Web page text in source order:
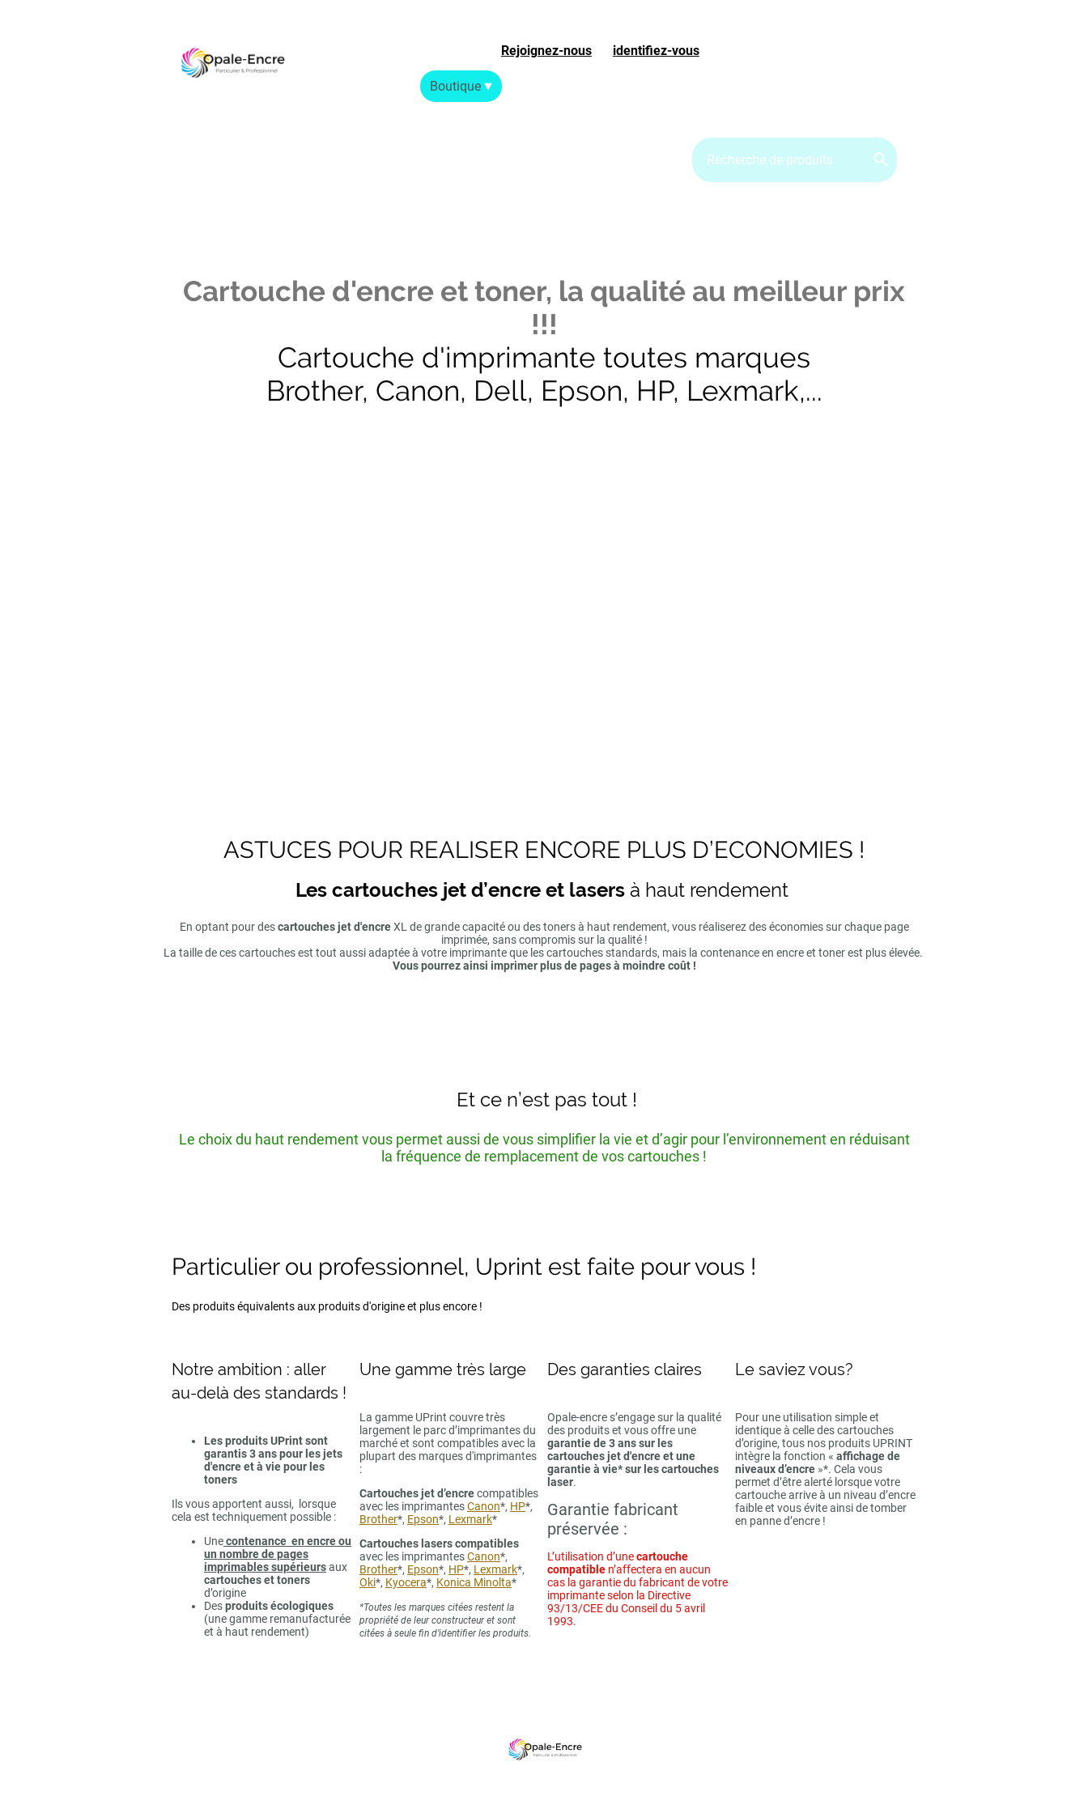
Rejoignez-nousou identifiez-vous
Boutique
Cartouche d'encre et toner, la qualité au meilleur prix
!!!
Cartouche d'imprimante toutes marques
Brother, Canon, Dell, Epson, HP, Lexmark,...
ASTUCES POUR REALISER ENCORE PLUS D’ECONOMIES !
Les cartouches jet d’encre et lasersà haut rendement
En optant pour descartouches jet d'encreXL de grande capacité ou des toners à haut rendement, vous réaliserez des économies sur chaque page
imprimée, sans compromis sur la qualité !
La taille de ces cartouches est tout aussi adaptée à votre imprimante que les cartouches standards, mais la contenance en encre et toner est plus élevée.
Vous pourrez ainsi imprimer plus de pages à moindre coût !
Et ce n’est pas tout !
Le choix du haut rendement vous permet aussi de vous simplifier la vie et d’agir pour l’environnement en réduisant
la fréquence de remplacement de vos cartouches !
Particulier ou professionnel, Uprint est faite pour vous !
Des produits équivalents aux produits d'origine et plus encore !
Notre ambition : aller
au-delà des standards !
Les produits UPrint sont
garantis 3 ans pour les jets
d'encre et à vie pour les
toners
Ils vous apportent aussi, lorsque
cela est techniquement possible :
Unecontenance en encre ou
un nombre de pages
imprimables supérieursaux
cartouches et toners
d’origine
Desproduits écologiques
(une gamme remanufacturée
et à haut rendement)
Une gamme très large
La gamme UPrint couvre très
largement le parc d’imprimantes du
marché et sont compatibles avec la
plupart des marques d'imprimantes
:
Cartouches jet d’encrecompatibles
avec les imprimantesCanon*, HP*,
Brother*, Epson*, Lexmark*
Cartouches lasers compatibles
avec les imprimantesCanon*,
Brother*, Epson*, HP*, Lexmark*,
Oki*, Kyocera*, Konica Minolta*
*Toutes les marques citées restent la
propriété de leur constructeur et sont
citées à seule fin d’identifier les produits.
Des garanties claires
Opale-encre s’engage sur la qualité
des produits et vous offre une
garantie de 3 ans sur les
cartouches jet d'encre et une
garantie à vie* sur les cartouches
laser.
Garantie fabricant
préservée :
L’utilisation d’unecartouche
compatible n’affectera en aucun
cas la garantie du fabricant de votre
imprimante selon la Directive
93/13/CEE du Conseil du 5 avril
1993.
Le saviez vous?
Pour une utilisation simple et
identique à celle des cartouches
d’origine, tous nos produits UPRINT
intègre la fonction « affichage de
niveaux d’encre »*. Cela vous
permet d’être alerté lorsque votre
cartouche arrive à un niveau d’encre
faible et vous évite ainsi de tomber
en panne d’encre !